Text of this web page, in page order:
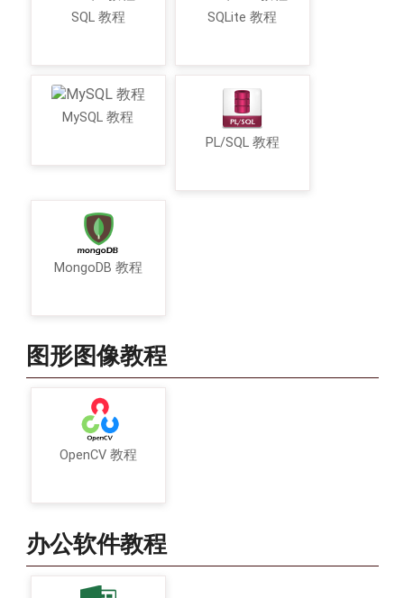
SQL 教程 SQLite 教程
MySQL 教程
PL/SQL 教程
MongoDB 教程
图形图像教程
OpenCV 教程
办公软件教程